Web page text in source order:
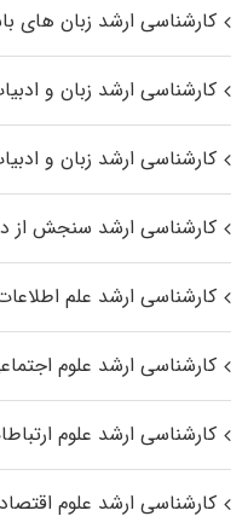
کارشناسی ارشد زبان‌ های
کارشناسی ارشد زبان و
کارشناسی ارشد زبان و
کارشناسی ارشد سنجش از
کارشناسی ارشد علم
کارشناسی ارشد علوم
کارشناسی ارشد علوم
کارشناسی ارشد علوم